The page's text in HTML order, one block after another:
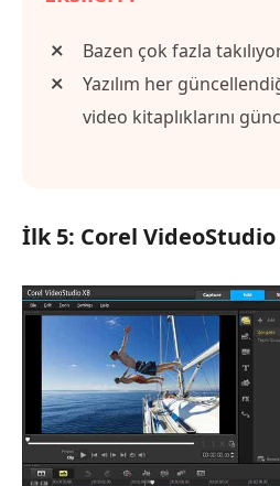
Bazen çok fazla
Yazılım her
video kitaplıklarını
İlk 5: Corel VideoStudio